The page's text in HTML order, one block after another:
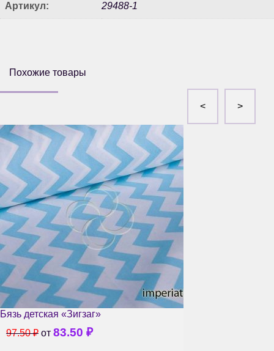
Артикул: 29488-1
Похожие товары
Бязь детская «Зигзаг»
97.50₽ от 83.50 ₽